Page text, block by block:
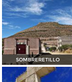
SOMBRERETILLO